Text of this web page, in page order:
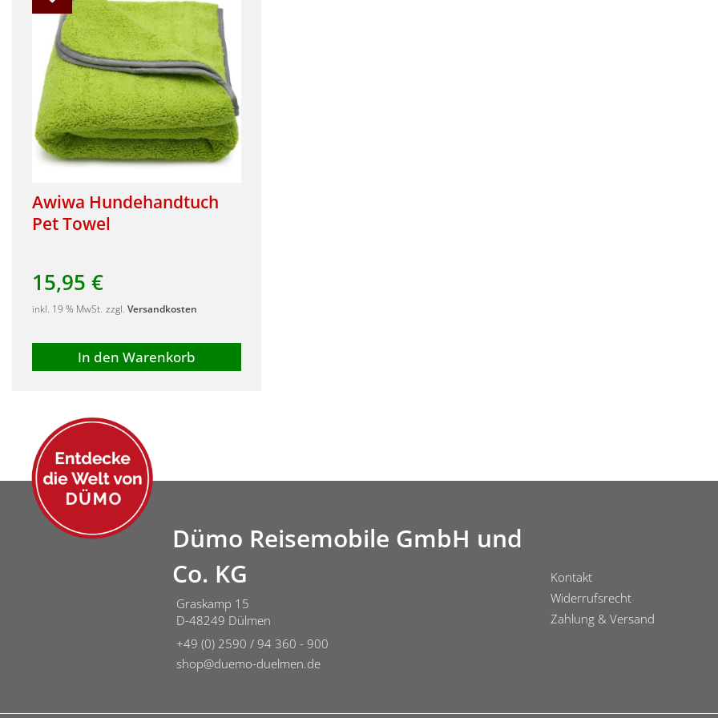
Awiwa Hundehandtuch
Pet Towel
15,95 €
inkl. 19 % MwSt. zzgl. Versandkosten
In den Warenkorb
Dümo Reisemobile GmbH und
Co. KG
Graskamp 15
D-48249 Dülmen
+49 (0) 2590 / 94 360 - 900
shop@duemo-duelmen.de
Kontakt
Widerrufsrecht
Zahlung & Versand